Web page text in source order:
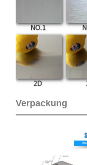
Verpackung